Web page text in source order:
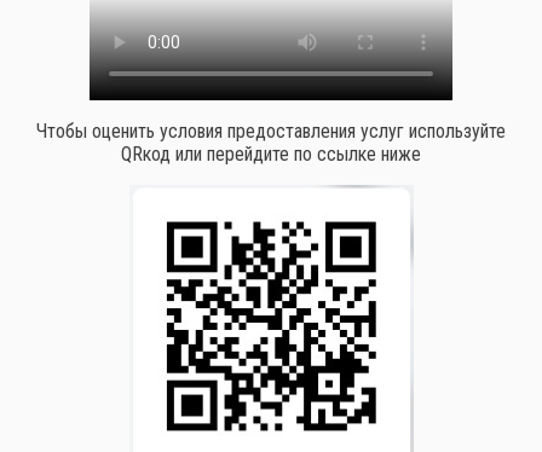
Чтобы оценить условия предоставления услуг используйте
QRкод или перейдите по ссылке ниже